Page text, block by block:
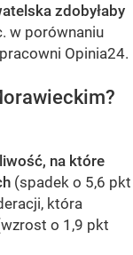
zdobyłaby
w porównaniu
Opinia24.
na które
(spadek o 5,6 pkt
która
o 1,9 pkt